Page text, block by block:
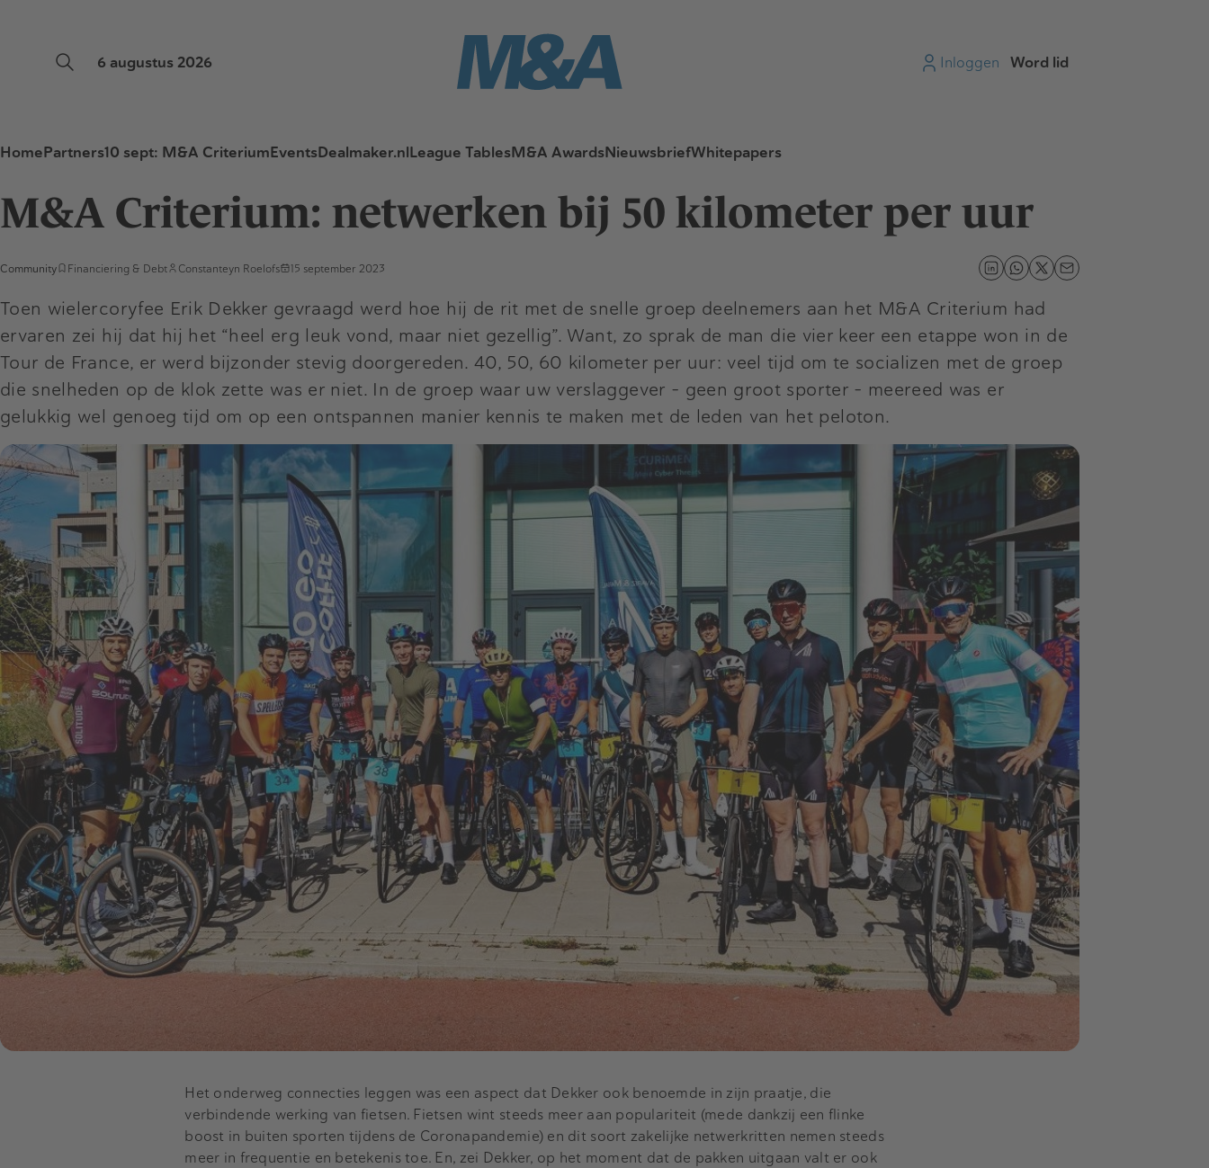
6 augustus 2026 Inloggen Word lid
HomePartners10 sept: M&A CriteriumEventsDealmaker.nlLeague TablesM&A AwardsNieuwsbriefWhitepapers
M&A Criterium: netwerken bij 50 kilometer per uur
Community Financiering & Debt Constanteyn Roelofs 15 september 2023
Toen wielercoryfee Erik Dekker gevraagd werd hoe hij de rit met de snelle groep deelnemers aan het M&A Criterium had
ervaren zei hij dat hij het “heel erg leuk vond, maar niet gezellig”. Want, zo sprak de man die vier keer een etappe won in de
Tour de France, er werd bijzonder stevig doorgereden. 40, 50, 60 kilometer per uur: veel tijd om te socializen met de groep
die snelheden op de klok zette was er niet. In de groep waar uw verslaggever - geen groot sporter - meereed was er
gelukkig wel genoeg tijd om op een ontspannen manier kennis te maken met de leden van het peloton.
Het onderweg connecties leggen was een aspect dat Dekker ook benoemde in zijn praatje, die
verbindende werking van fietsen. Fietsen wint steeds meer aan populariteit (mede dankzij een flinke
boost in buiten sporten tijdens de Coronapandemie) en dit soort zakelijke netwerkritten nemen steeds
meer in frequentie en betekenis toe. En, zei Dekker, op het moment dat de pakken uitgaan valt er ook